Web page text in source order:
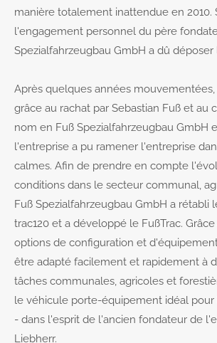
manière totalement inattendue en 2010.
l'engagement personnel du père
Spezialfahrzeugbau GmbH a dû déposer
Après quelques années
grâce au rachat par Sebastian Fuß et au
nom en Fuß Spezialfahrzeugbau GmbH
l'entreprise a pu ramener l'entreprise
calmes. Afin de prendre en compte
conditions dans le secteur communal,
Fuß Spezialfahrzeugbau GmbH a rétabli
trac120 et a développé le FußTrac.
options de configuration et
être adapté facilement et rapidement à
tâches communales, agricoles et
le véhicule porte-équipement idéal pour
- dans l'esprit de l'ancien fondateur de
Liebherr.